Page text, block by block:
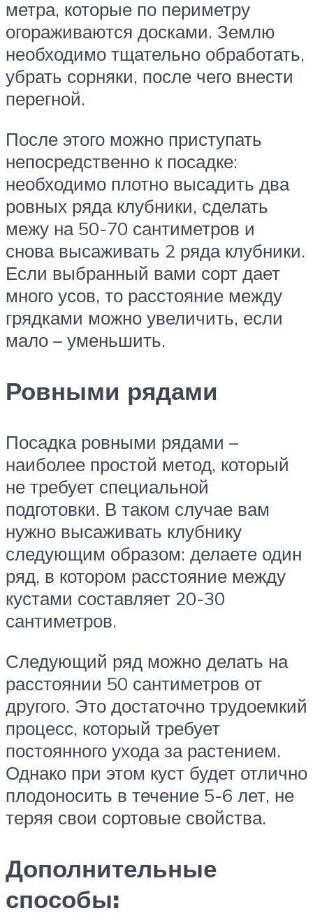
метра, которые по периметру
огораживаются досками. Землю
необходимо тщательно обработать,
убрать сорняки, после чего внести
перегной.
После этого можно приступать
непосредственно к посадке:
необходимо плотно высадить два
ровных ряда клубники, сделать
межу на 50-70 сантиметров и
снова высаживать 2 ряда клубники.
Если выбранный вами сорт дает
много усов, то расстояние между
грядками можно увеличить, если
мало – уменьшить.
Ровными рядами
Посадка ровными рядами –
наиболее простой метод, который
не требует специальной
подготовки. В таком случае вам
нужно высаживать клубнику
следующим образом: делаете один
ряд, в котором расстояние между
кустами составляет 20-30
сантиметров.
Следующий ряд можно делать на
расстоянии 50 сантиметров от
другого. Это достаточно трудоемкий
процесс, который требует
постоянного ухода за растением.
Однако при этом куст будет отлично
плодоносить в течение 5-6 лет, не
теряя свои сортовые свойства.
Дополнительные
способы: